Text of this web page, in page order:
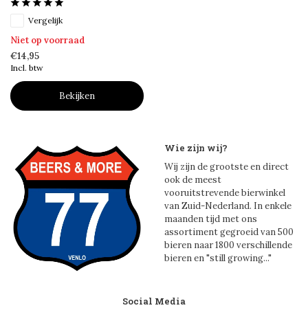
Vergelijk
Niet op voorraad
€14,95
Incl. btw
Bekijken
Wie zijn wij?
Wij zijn de grootste en direct
ook de meest
vooruitstrevende bierwinkel
van Zuid-Nederland. In enkele
maanden tijd met ons
assortiment gegroeid van 500
bieren naar 1800 verschillende
bieren en "still growing..."
Social Media